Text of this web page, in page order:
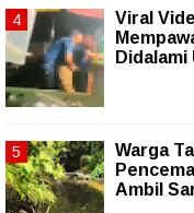
Viral
Didalami
Warga
Ambil